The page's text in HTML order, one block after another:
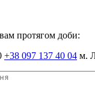
протягом доби:
+38 097 137 40 04 м.